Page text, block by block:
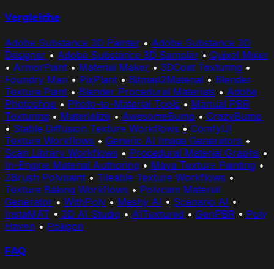
Vergleiche
Adobe Substance 3D Painter • Adobe Substance 3D
Designer • Adobe Substance 3D Sampler • Quixel Mixer
• ArmorPaint • Material Maker • 3DCoat Texturing •
Foundry Mari • PixPlant • Bitmap2Material • Blender
Texture Paint • Blender Procedural Materials • Adobe
Photoshop • Photo-to-Material Tools • Manual PBR
Texturing • Materialize • AwesomeBump • CrazyBump
• Stable Diffusion Texture Workflows • ComfyUI
Texture Workflows • Generic AI Image Generators •
Scan Library Workflows • Procedural Material Graphs •
In-Engine Material Authoring • Maya Texture Painting •
ZBrush Polypaint • Tileable Texture Workflows •
Texture Baking Workflows • Polycam Material
Generator • WithPoly • Meshy AI • Scenario AI •
InstaMAT • 3D AI Studio • AITextured • GenPBR • Poly
Haven • Poliigon
FAQ